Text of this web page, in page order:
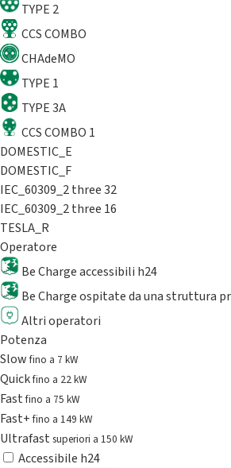
TYPE 2
CCS COMBO
CHAdeMO
TYPE 1
TYPE 3A
CCS COMBO 1
DOMESTIC_E
DOMESTIC_F
IEC_60309_2 three 32
IEC_60309_2 three 16
TESLA_R
Operatore
Be Charge accessibili h24
Be Charge ospitate da una struttura
Altri operatori
Potenza
Slowfino a 7 kW
Quickfino a 22 kW
Fastfino a 75 kW
Fast+fino a 149 kW
Ultrafast superiori a 150 kW
Accessibile h24